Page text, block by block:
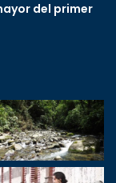
del primer